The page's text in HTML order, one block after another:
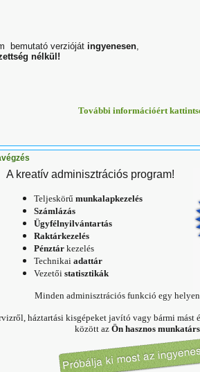
bemutató verzióját ingyenesen,
nélkül!
További információért
A kreatív adminisztrációs program!
Teljeskörű munkalapkezelés
Számlázás
Ügyfélnyilvántartás
Raktárkezelés
Pénztár kezelés
Technikai adattár
Vezetői statisztikák
Minden adminisztrációs funkció egy
háztartási kisgépeket javító vagy bármi mást
között az Ön hasznos